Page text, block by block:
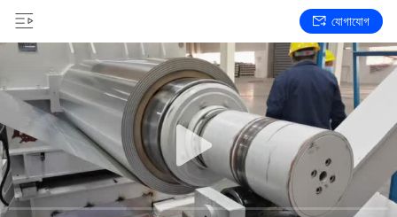
যোগাযোগ